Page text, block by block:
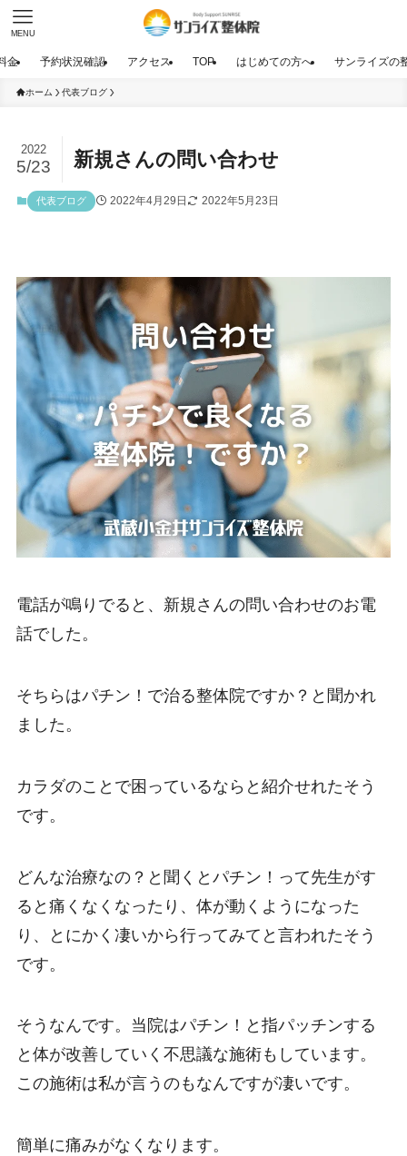
MENU
金 予約状況確認 アクセス TOP はじめての方へ サンライズの
ホーム 代表ブログ
新規さんの問い合わせ
2022
5/23
代表ブログ 2022年4月29日 2022年5月23日
電話が鳴りでると、新規さんの問い合わせのお電
話でした。
そちらはパチン！で治る整体院ですか？と聞かれ
ました。
カラダのことで困っているならと紹介せれたそう
です。
どんな治療なの？と聞くとパチン！って先生がす
ると痛くなくなったり、体が動くようになった
り、とにかく凄いから行ってみてと言われたそう
です。
そうなんです。当院はパチン！と指パッチンする
と体が改善していく不思議な施術もしています。
この施術は私が言うのもなんですが凄いです。
簡単に痛みがなくなります。